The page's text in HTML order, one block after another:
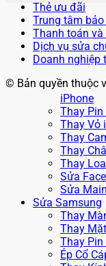
Thẻ ưu đãi
Trung tâm
Thanh toán và
Dịch vụ sửa
Doanh nghiệp
© Bản quyền thuộc
iPhone
Thay Pin
Thay Vỏ
Thay
Thay
Thay
Sửa
Sửa
Sửa Samsung
Thay
Thay
Thay Pin
Ép Cổ